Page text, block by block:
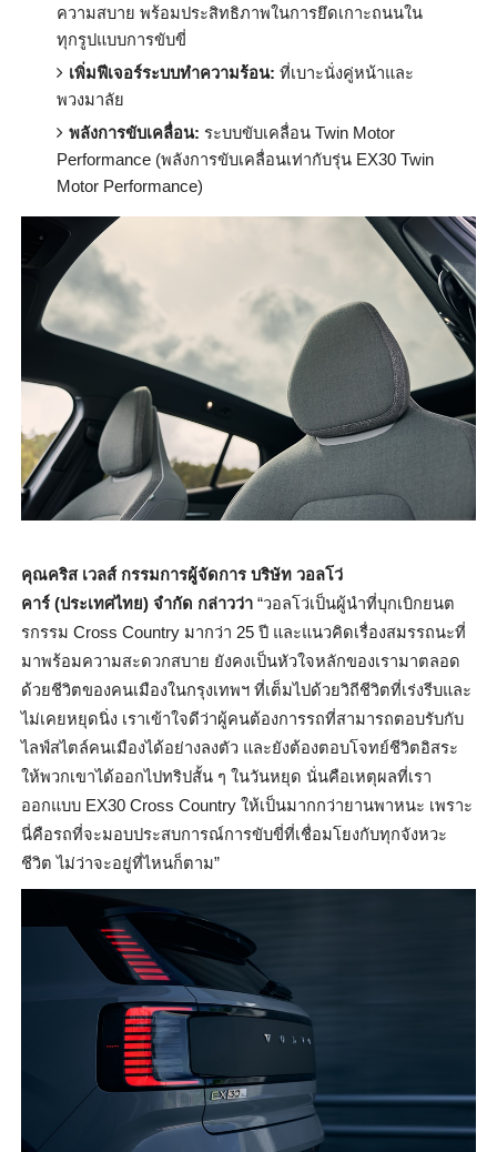
ความสบาย พร้อมประสิทธิภาพในการยึดเกาะถนนใน
ทุกรูปแบบการขับขี่
เพิ่มฟีเจอร์ระบบทำความร้อน: ที่เบาะนั่งคู่หน้าและ
พวงมาลัย
พลังการขับเคลื่อน: ระบบขับเคลื่อนTwin Motor
Performance (พลังการขับเคลื่อนเท่ากับรุ่น EX30 Twin
Motor Performance)
คุณคริส เวลส์ กรรมการผู้จัดการ บริษัท วอลโว่
คาร์ (ประเทศไทย)จำกัด กล่าวว่า “วอลโว่เป็นผู้นำที่บุกเบิกยนต
รกรรม Cross Countryมากว่า 25 ปี และแนวคิดเรื่องสมรรถนะที่
มาพร้อมความสะดวกสบาย ยังคงเป็นหัวใจหลักของเรามาตลอด
ด้วยชีวิตของคนเมืองในกรุงเทพฯ ที่เต็มไปด้วยวิถีชีวิตที่เร่งรีบและ
ไม่เคยหยุดนิ่ง เราเข้าใจดีว่าผู้คนต้องการรถที่สามารถตอบรับกับ
ไลฟ์สไตล์คนเมืองได้อย่างลงตัว และยังต้องตอบโจทย์ชีวิตอิสระ
ให้พวกเขาได้ออกไปทริปสั้น ๆ ในวันหยุด นั่นคือเหตุผลที่เรา
ออกแบบ EX30 Cross Countryให้เป็นมากกว่ายานพาหนะ เพราะ
นี่คือรถที่จะมอบประสบการณ์การขับขี่ที่เชื่อมโยงกับทุกจังหวะ
ชีวิต ไม่ว่าจะอยู่ที่ไหนก็ตาม”